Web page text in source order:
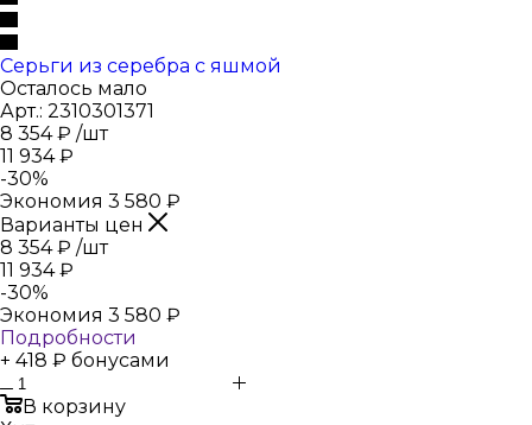
Серьги из серебра с яшмой
Осталось мало
Арт.: 2310301371
8 354₽ /шт
11 934₽
-30%
Экономия 3 580 ₽
Варианты цен
8 354₽ /шт
11 934₽
-30%
Экономия 3 580 ₽
Подробности
+ 418 ₽ бонусами
В корзину